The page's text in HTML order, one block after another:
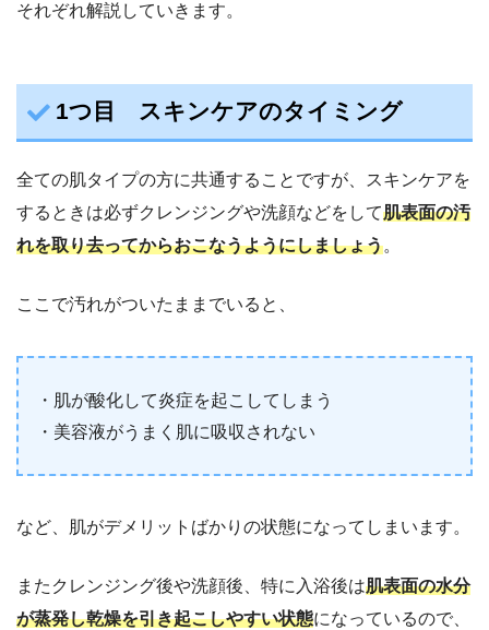
それぞれ解説していきます。
1つ目 スキンケアのタイミング
全ての肌タイプの方に共通することですが、スキンケアを
するときは必ずクレンジングや洗顔などをして肌表面の汚
れを取り去ってからおこなうようにしましょう。
ここで汚れがついたままでいると、
・肌が酸化して炎症を起こしてしまう
・美容液がうまく肌に吸収されない
など、肌がデメリットばかりの状態になってしまいます。
またクレンジング後や洗顔後、特に入浴後は肌表面の水分
が蒸発し乾燥を引き起こしやすい状態になっているので、